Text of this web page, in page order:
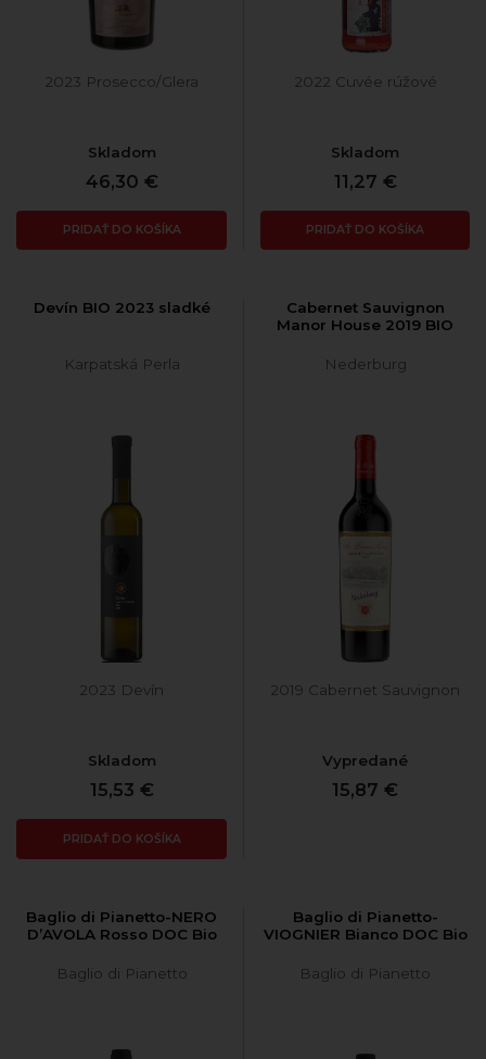
2023 Prosecco/Glera
Skladom
46,30 €
PRIDAŤ DO KOŠÍKA
2022 Cuvée rúžové
Skladom
11,27 €
PRIDAŤ DO KOŠÍKA
Devín BIO 2023 sladké
Karpatská Perla
2023 Devín
Skladom
15,53 €
PRIDAŤ DO KOŠÍKA
Cabernet Sauvignon
Manor House 2019 BIO
Nederburg
2019 Cabernet Sauvignon
Vypredané
15,87 €
Baglio di Pianetto-NERO
D’AVOLA Rosso DOC Bio
Baglio di Pianetto
Baglio di Pianetto-
VIOGNIER Bianco DOC Bio
Baglio di Pianetto